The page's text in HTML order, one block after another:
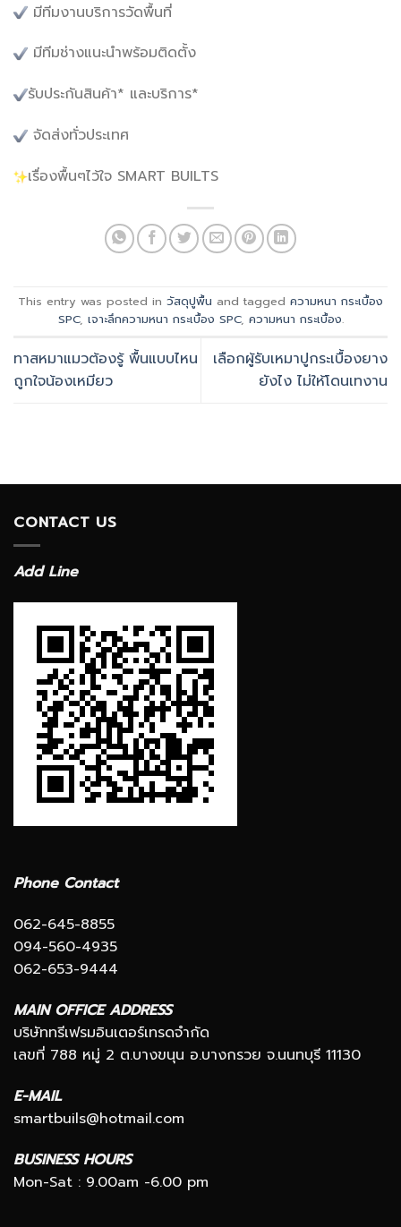
มีทีมงานบริการวัดพื้นที่
มีทีมช่างแนะนำพร้อมติดตั้ง
รับประกันสินค้า* และบริการ*
จัดส่งทั่วประเทศ
เรื่องพื้นๆไว้ใจ SMART BUILTS
This entry was posted in วัสดุปูพื้น and tagged ความหนา กระเบื้อง
SPC, เจาะลึกความหนา กระเบื้อง SPC, ความหนา กระเบื้อง.
ทาสหมาแมวต้องรู้ พื้นแบบไหน
ถูกใจน้องเหมียว
เลือกผู้รับเหมาปูกระเบื้องยาง
ยังไง ไม่ให้โดนเทงาน
CONTACT US
Add Line
Phone Contact
062-645-8855
094-560-4935
062-653-9444
MAIN OFFICE ADDRESS
บริษัททรีเฟรมอินเตอร์เทรดจำกัด
เลขที่ 788 หมู่ 2 ต.บางขนุน อ.บางกรวย จ.นนทบุรี 11130
E-MAIL
smartbuils@hotmail.com
BUSINESS HOURS
Mon-Sat : 9.00am -6.00 pm